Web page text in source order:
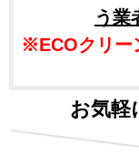
う業
※ECOクリー
お気軽